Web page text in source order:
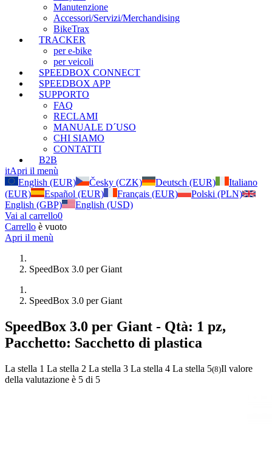
Manutenzione
Accessori/Servizi/Merchandising
BikeTrax
TRACKER
per e-bike
per veicoli
SPEEDBOX CONNECT
SPEEDBOX APP
SUPPORTO
FAQ
RECLAMI
MANUALE D´USO
CHI SIAMO
CONTATTI
B2B
itApri il menù
English (EUR)
Česky (CZK) Deutsch (EUR)
Italiano
(EUR)
Español (EUR) Français (EUR)
Polski (PLN)
English (GBP)
English (USD)
Vai al carrello0
Carrello è vuoto
Apri il menù
SpeedBox 3.0 per Giant
SpeedBox 3.0 per Giant
SpeedBox 3.0 per Giant - Qtà: 1 pz,
Pacchetto: Sacchetto di plastica
La stella 1 La stella 2 La stella 3 La stella 4 La stella 5(8)Il valore
della valutazione è 5 di 5